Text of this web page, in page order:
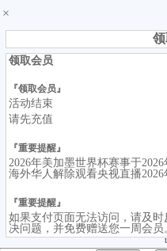
×
领取会员
『领取会员』
活动结束
请先充值
『重要提醒』
2026年美加墨世界杯赛事于
海外华人解除观看央视直播
『重要提醒』
如果支付页面无法访问，请及
决问题，并免费赠送您一周会员